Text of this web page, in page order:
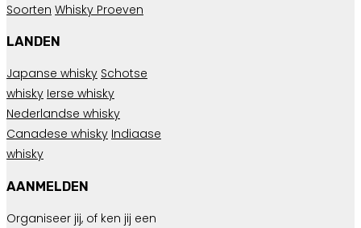
Soorten Whisky Proeven
LANDEN
Japanse whisky Schotse
whisky Ierse whisky
Nederlandse whisky
Canadese whisky Indiaase
whisky
AANMELDEN
Organiseer jij, of ken jij een